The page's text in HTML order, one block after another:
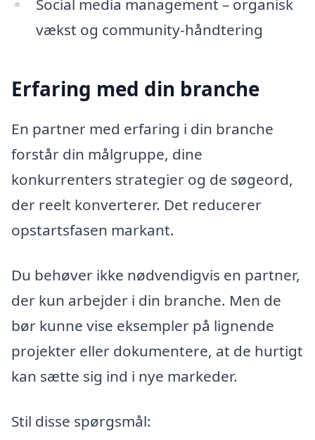
vækst og community-håndtering
Erfaring med din branche
En partner med erfaring i din branche
forstår din målgruppe, dine
konkurrenters strategier og de søgeord,
der reelt konverterer. Det reducerer
opstartsfasen markant.
Du behøver ikke nødvendigvis en partner,
der kun arbejder i din branche. Men de
bør kunne vise eksempler på lignende
projekter eller dokumentere, at de hurtigt
kan sætte sig ind i nye markeder.
Stil disse spørgsmål: